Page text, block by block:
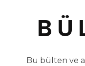
Bu bülten ve